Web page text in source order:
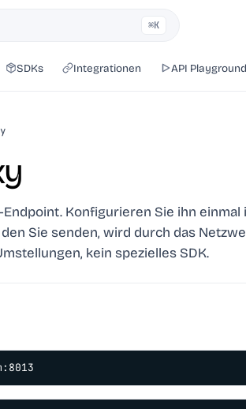
⌘K
SDKs Integrationen API Playground
Konfigurieren Sie ihn einmal
Sie senden, wird durch das
kein spezielles SDK.